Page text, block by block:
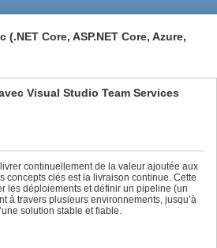
Core, ASP.NET Core, Azure,
Visual Studio Team Services
continuellement de la valeur ajoutée aux
concepts clés est la livraison continue. Cette
les déploiements et définir un pipeline (un
à travers plusieurs environnements, jusqu’à
solution stable et fiable.